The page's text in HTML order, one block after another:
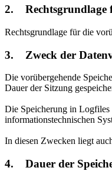
2. Rechtsgrundlage
Rechtsgrundlage für die
3. Zweck der
Die vorübergehende
Dauer der Sitzung
Die Speicherung in Logfiles
informationstechnischen
In diesen Zwecken liegt
4. Dauer der